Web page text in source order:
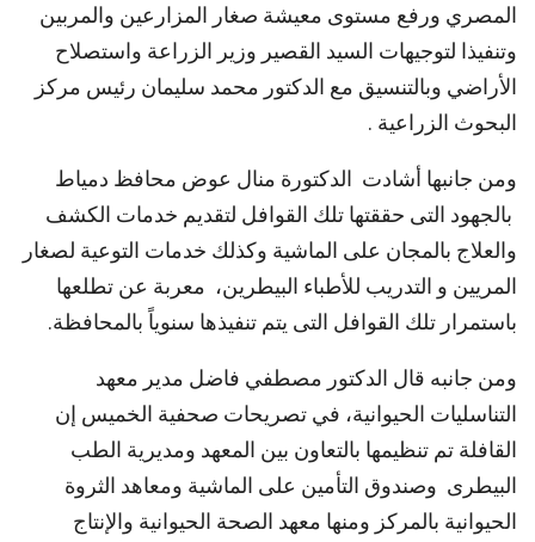
المصري ورفع مستوى معيشة صغار المزارعين والمربين
وتنفيذا لتوجيهات السيد القصير وزير الزراعة واستصلاح
الأراضي وبالتنسيق مع الدكتور محمد سليمان رئيس مركز
البحوث الزراعية .
ومن جانبها أشادت الدكتورة منال عوض محافظ دمياط
بالجهود التى حققتها تلك القوافل لتقديم خدمات الكشف
والعلاج بالمجان على الماشية وكذلك خدمات التوعية لصغار
المريين و التدريب للأطباء البيطرين، معربة عن تطلعها
باستمرار تلك القوافل التى يتم تنفيذها سنوياً بالمحافظة.
ومن جانبه قال الدكتور مصطفي فاضل مدير معهد
التناسليات الحيوانية، في تصريحات صحفية الخميس إن
القافلة تم تنظيمها بالتعاون بين المعهد ومديرية الطب
البيطرى وصندوق التأمين على الماشية ومعاهد الثروة
الحيوانية بالمركز ومنها معهد الصحة الحيوانية والإنتاج